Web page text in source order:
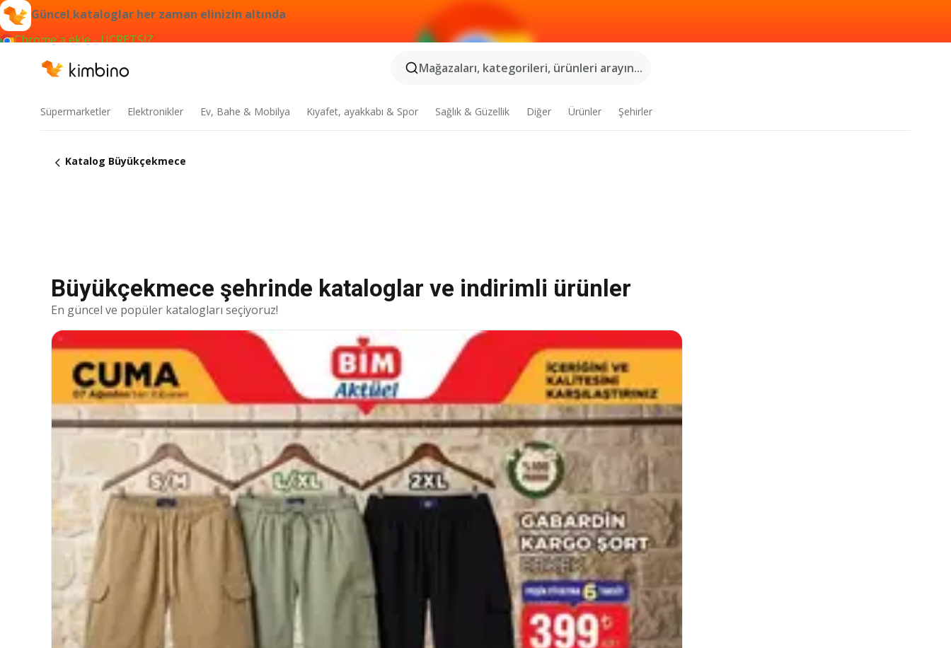
Güncel kataloglar her zaman elinizin altında
Chrome'a ekle - ÜCRETSİZ
Mağazaları, kategorileri, ürünleri arayın...
Süpermarketler Elektronikler Ev, Bahe & Mobilya Kıyafet, ayakkabı & Spor Sağlık & Güzellik Diğer Ürünler Şehirler
Katalog Büyükçekmece
Büyükçekmece şehrinde kataloglar ve indirimli ürünler
En güncel ve popüler katalogları seçiyoruz!